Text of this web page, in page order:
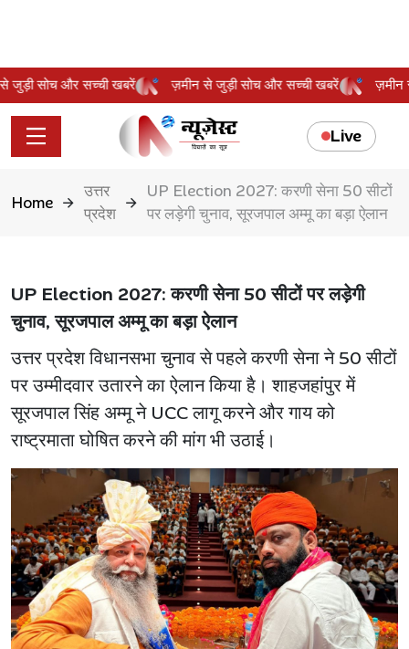
से जुड़ी सोच और सच्ची खबरें ज़मीन से जुड़ी सोच और सच्ची खबरें
Live
Home
उत्तर
प्रदेश
UP Election 2027: करणी सेना 50 सीटों
पर लड़ेगी चुनाव, सूरजपाल अम्मू का बड़ा ऐलान
UP Election 2027: करणी सेना 50 सीटों पर लड़ेगी
चुनाव, सूरजपाल अम्मू का बड़ा ऐलान
उत्तर प्रदेश विधानसभा चुनाव से पहले करणी सेना ने 50 सीटों
पर उम्मीदवार उतारने का ऐलान किया है। शाहजहांपुर में
सूरजपाल सिंह अम्मू ने UCC लागू करने और गाय को
राष्ट्रमाता घोषित करने की मांग भी उठाई।